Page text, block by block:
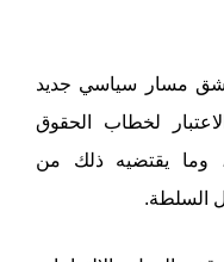
شق مسار سياسي جديد
لخطاب الحقوق
وما يقتضيه ذلك من
السلطة.